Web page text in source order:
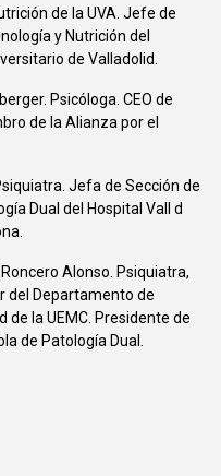
de la UVA. Jefe de
y Nutrición del
de Valladolid.
Psicóloga. CEO de
de la Alianza por el
Jefa de Sección de
Dual del Hospital Vall d
Alonso. Psiquiatra,
del Departamento de
de la UEMC. Presidente de
de Patología Dual.